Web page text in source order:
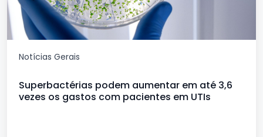
Notícias Gerais
Superbactérias podem aumentar em até 3,6
vezes os gastos com pacientes em UTIs